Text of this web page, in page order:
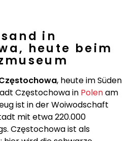
in
heute beim
, heute im Süden
Częstochowa in Polenam
ist in der Woiwodschaft
mit etwa 220.000
Częstochowa ist als